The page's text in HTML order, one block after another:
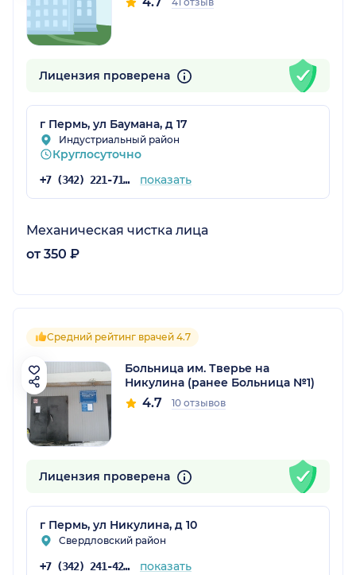
Лицензия проверена
г Пермь, ул Баумана, д 17
Индустриальный район
Круглосуточно
+7 (342) 221-71-16 показать
Механическая чистка лица
от 350 ₽
Средний рейтинг врачей 4.7
Больница им. Тверье на
Никулина (ранее Больница №1)
4.7 10 отзывов
Лицензия проверена
г Пермь, ул Никулина, д 10
Свердловский район
+7 (342) 241-42-44 показать